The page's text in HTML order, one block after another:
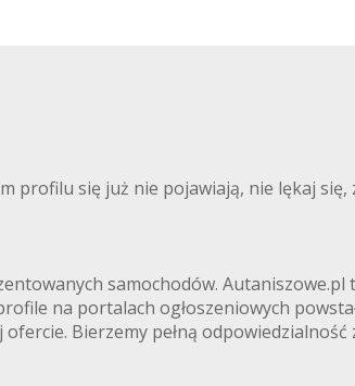
profilu się już nie pojawiają, nie lękaj
samochodów.
na portalach ogłoszeniowych
Bierzemy pełną odpowiedzialność